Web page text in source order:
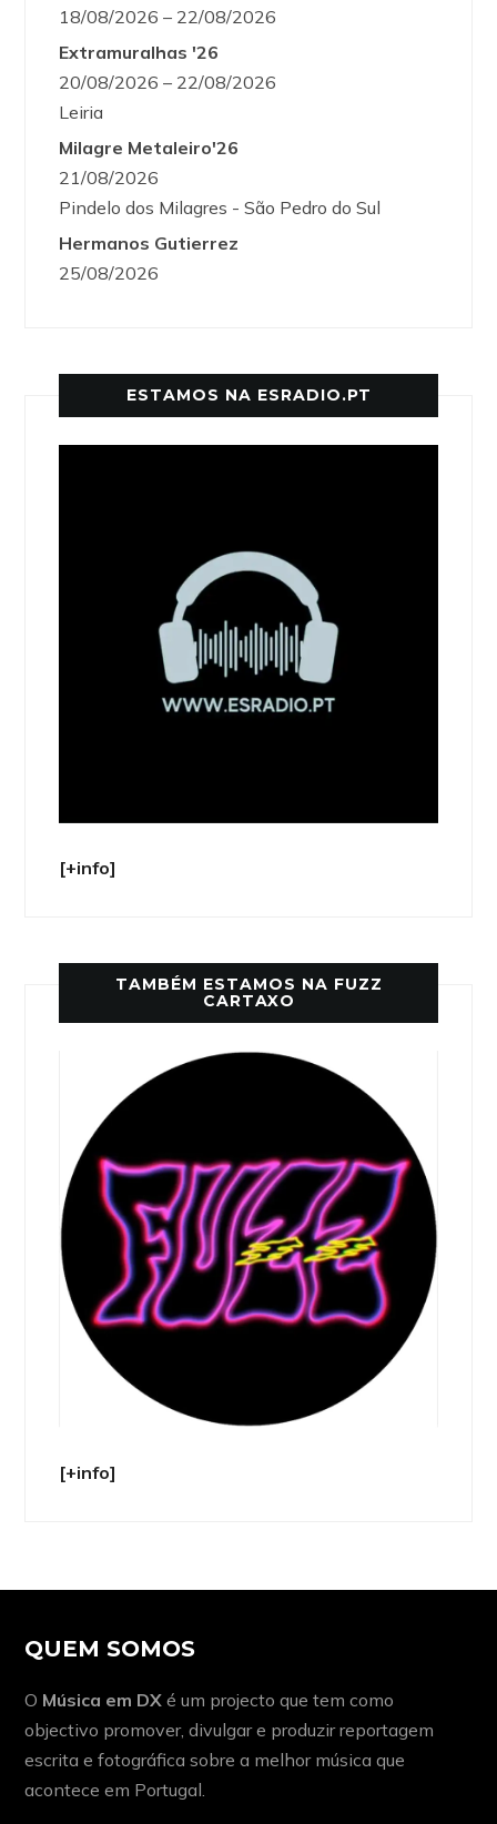
18/08/2026 – 22/08/2026
Extramuralhas '26
20/08/2026 – 22/08/2026
Leiria
Milagre Metaleiro'26
21/08/2026
Pindelo dos Milagres - São Pedro do Sul
Hermanos Gutierrez
25/08/2026
ESTAMOS NA ESRADIO.PT
[+info]
TAMBÉM ESTAMOS NA FUZZ
CARTAXO
[+info]
QUEM SOMOS
O Música em DX é um projecto que tem como
objectivo promover, divulgar e produzir reportagem
escrita e fotográfica sobre a melhor música que
acontece em Portugal.